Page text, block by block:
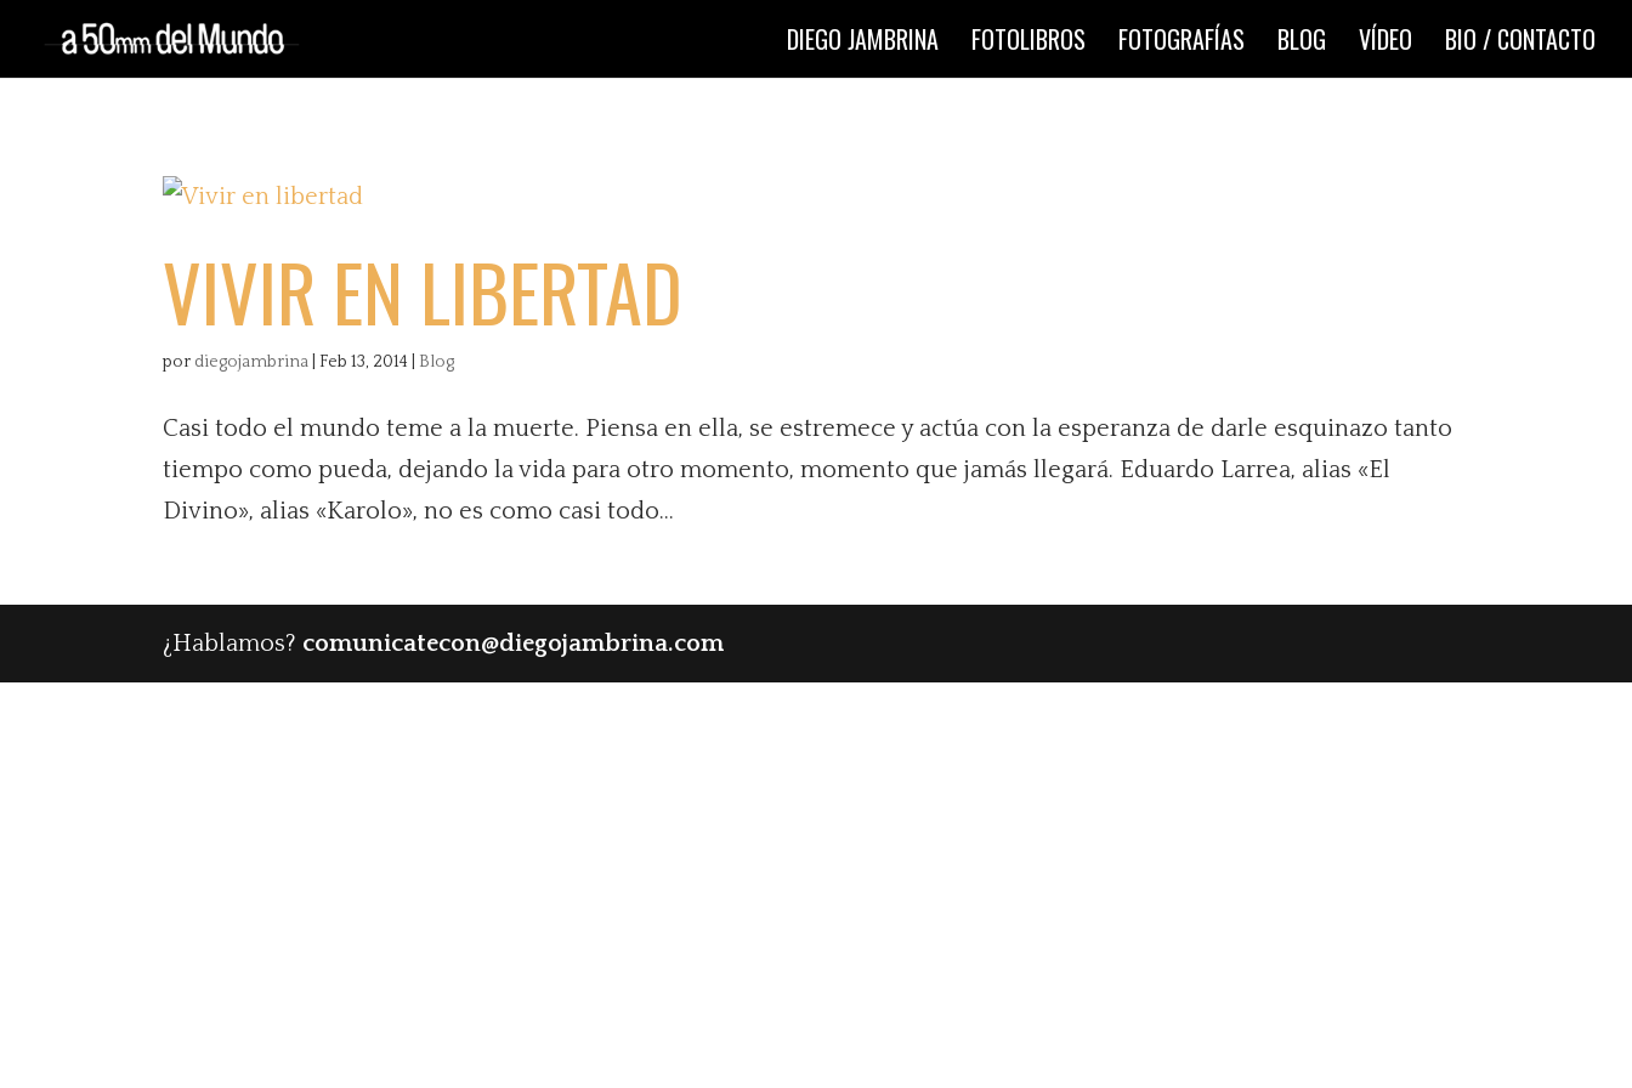
DIEGO JAMBRINA FOTOLIBROS FOTOGRAFÍAS BLOG VÍDEO BIO / CONTACTO
VIVIR EN LIBERTAD
por diegojambrina Feb 13, 2014 Blog
Casi todo el mundo teme a la muerte. Piensa en ella, se estremece y actúa con la esperanza de darle esquinazo tanto
tiempo como pueda, dejando la vida para otro momento, momento que jamás llegará. Eduardo Larrea, alias «El
Divino», alias «Karolo», no es como casi todo...
¿Hablamos? comunicatecon@diegojambrina.com